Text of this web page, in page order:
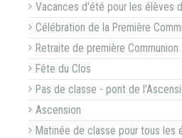
Vacances d'été pour les élèves
Célébration de la Première
Retraite de première Communion
Fête du Clos
Pas de classe - pont de
Ascension
Matinée de classe pour tous les